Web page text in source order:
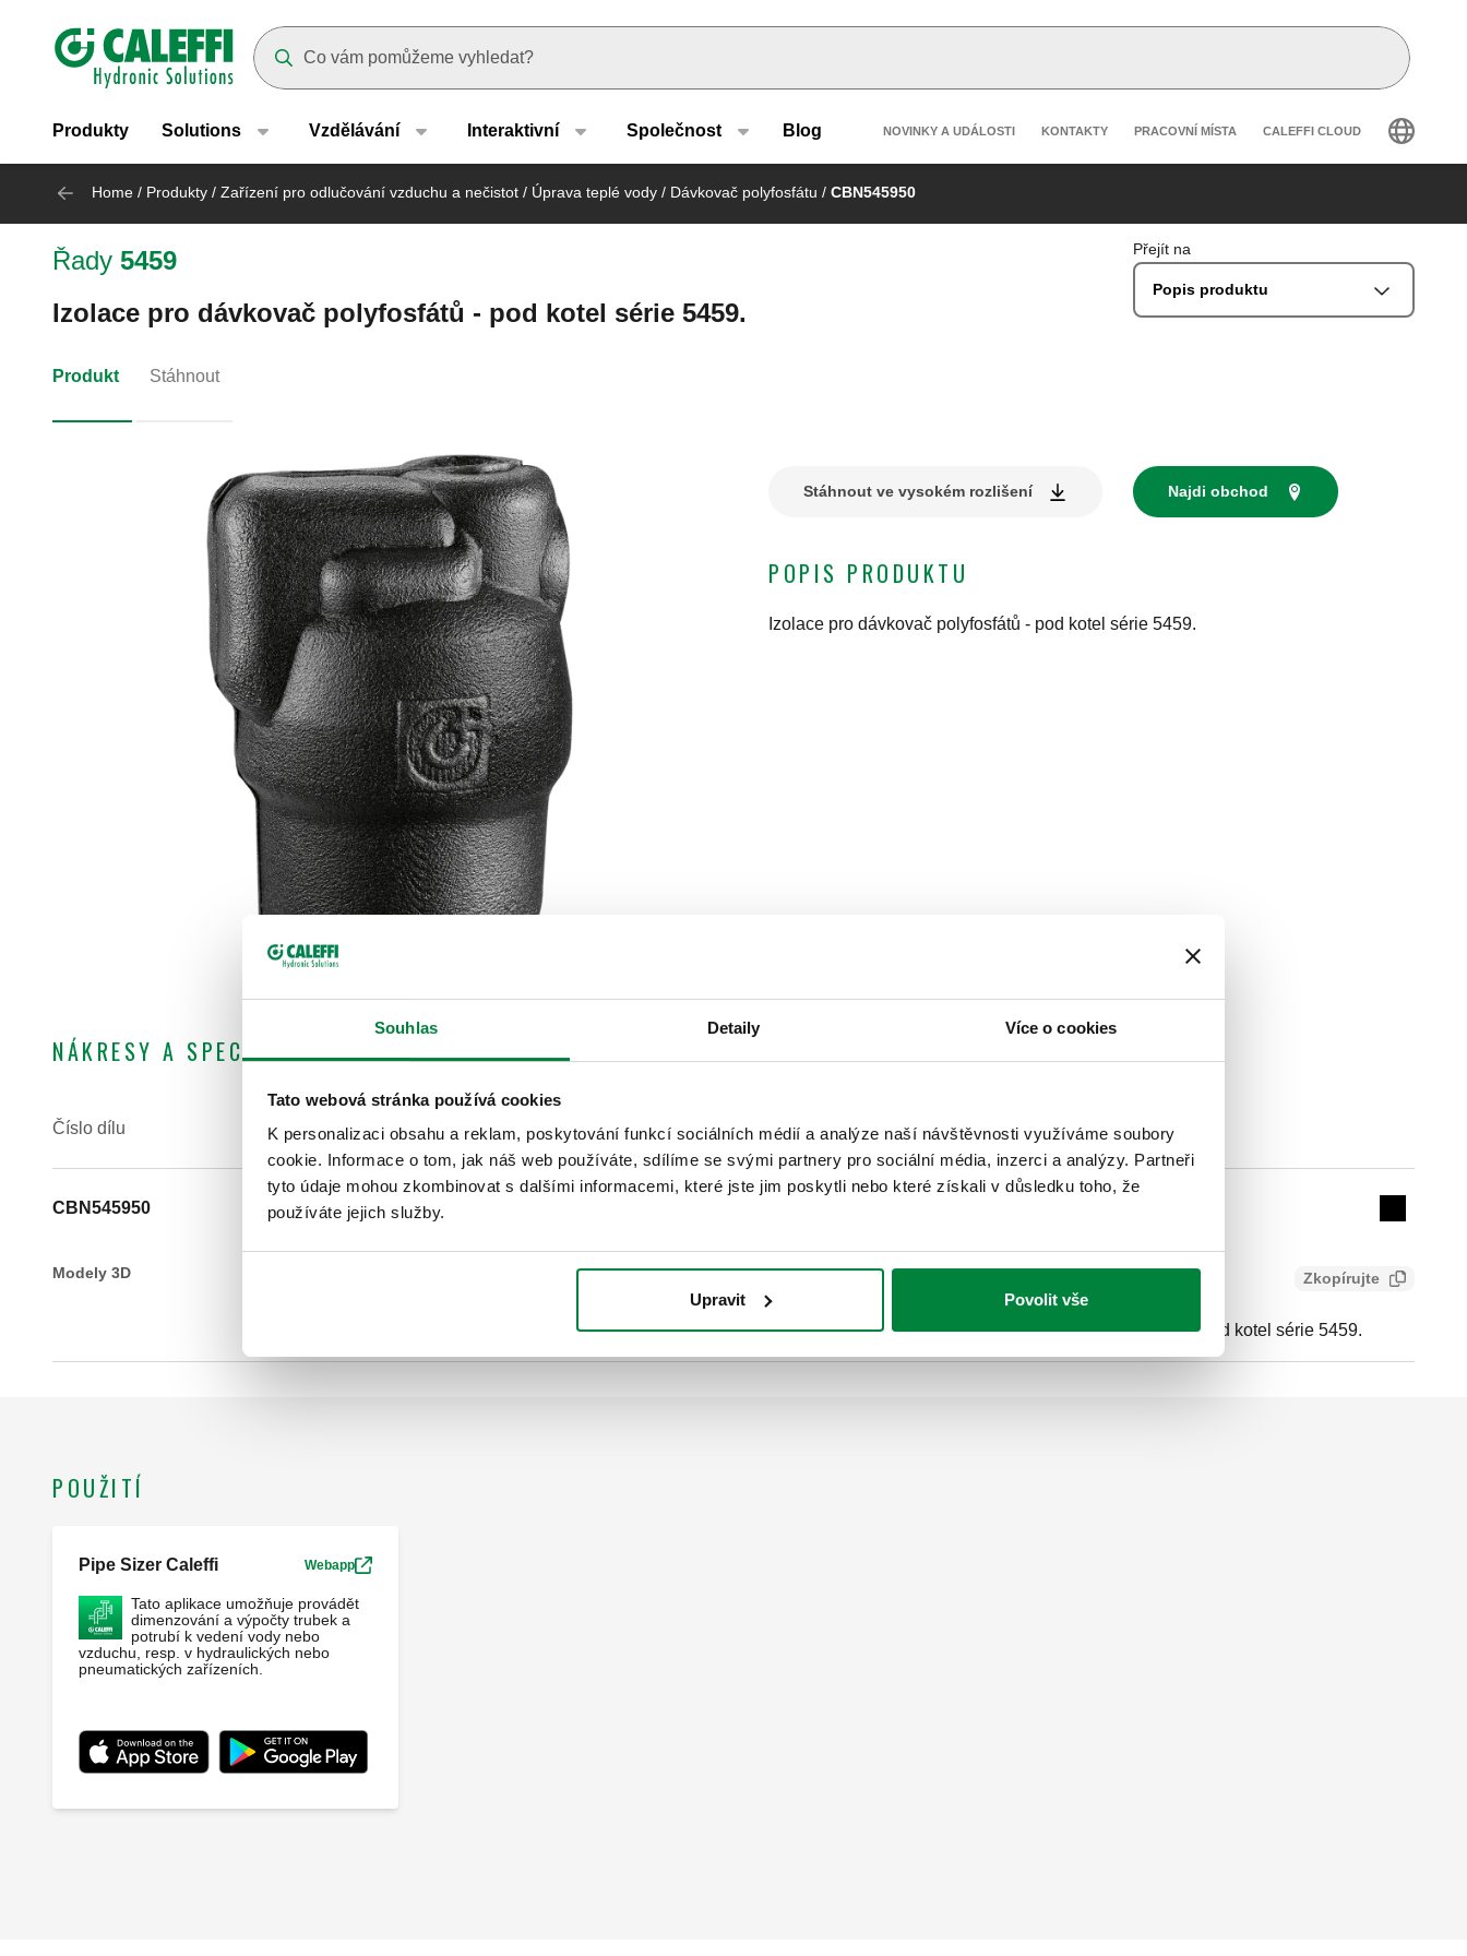
Souhlas Detaily Více o cookies
Tato webová stránka používá cookies
K personalizaci obsahu a reklam, poskytování funkcí sociálních médií a analýze naší návštěvnosti využíváme soubory
cookie. Informace o tom, jak náš web používáte, sdílíme se svými partnery pro sociální média, inzerci a analýzy. Partneři
tyto údaje mohou zkombinovat s dalšími informacemi, které jste jim poskytli nebo které získali v důsledku toho, že
používáte jejich služby.
Upravit Povolit vše
Header main navigation
Produkty Solutions Vzdělávání Interaktivní Společnost Blog Header secondary navigation
NOVINKY A UDÁLOSTI KONTAKTY PRACOVNÍ MÍSTA CALEFFI CLOUD
Home / Produkty / Zařízení pro odlučování vzduchu a nečistot / Úprava teplé vody / Dávkovač polyfosfátu / CBN545950
Řady 5459
Izolace pro dávkovač polyfosfátů - pod kotel série 5459.
Přejít na
Popis produktu
Produkt Stáhnout
Stáhnout ve vysokém rozlišení Najdi obchod
POPIS PRODUKTU
Izolace pro dávkovač polyfosfátů - pod kotel série 5459.
NÁKRESY A SPECIFIKACE
Číslo dílu
Použití
CBN545950
Collapse
Modely 3D Text výběrového řízení Zkopírujte
CALEFFI, CBN545950. Izolace pro dávkovač polyfosfátů - pod kotel série 5459.
POUŽITÍ
Pipe Sizer Caleffi Webapp
Tato aplikace umožňuje provádět
dimenzování a výpočty trubek a
potrubí k vedení vody nebo
vzduchu, resp. v hydraulických nebo
pneumatických zařízeních.